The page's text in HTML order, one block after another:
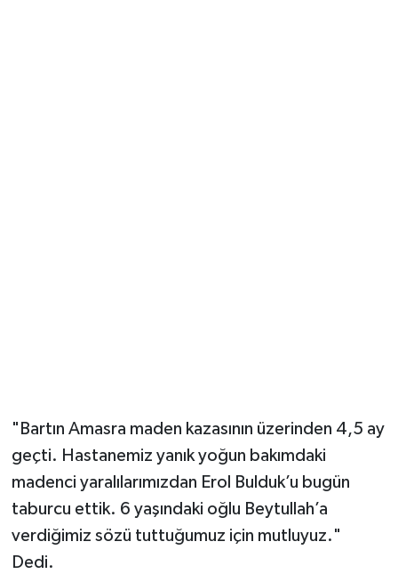
"Bartın Amasra maden kazasının üzerinden 4,5 ay
geçti. Hastanemiz yanık yoğun bakımdaki
madenci yaralılarımızdan Erol Bulduk’u bugün
taburcu ettik. 6 yaşındaki oğlu Beytullah’a
verdiğimiz sözü tuttuğumuz için mutluyuz."
Dedi.